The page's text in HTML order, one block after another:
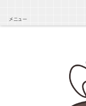
メニュー